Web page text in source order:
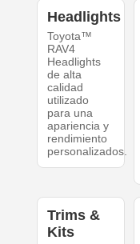
Headlights
Toyota™
RAV4
Headlights
de alta
calidad
utilizado
para una
apariencia y
rendimiento
personalizados.
Trims &
Kits